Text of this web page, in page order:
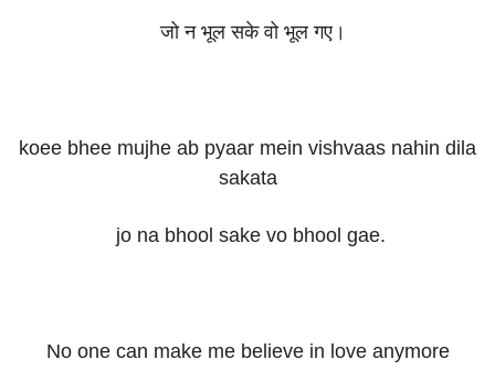
जो न भूल सके वो भूल गए।
koee bhee mujhe ab pyaar mein vishvaas nahin dila
sakata
jo na bhool sake vo bhool gae.
No one can make me believe in love anymore